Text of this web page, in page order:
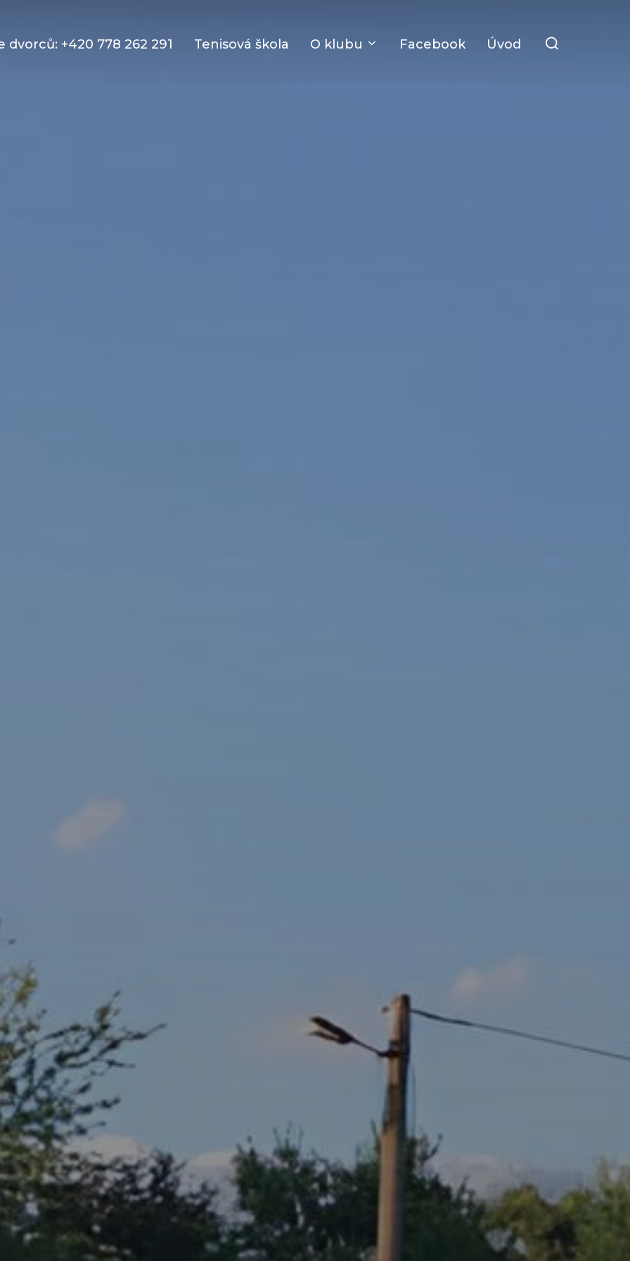
dvorců: +420 778 262 291 Tenisová škola O klubu Facebook Úvod
for: